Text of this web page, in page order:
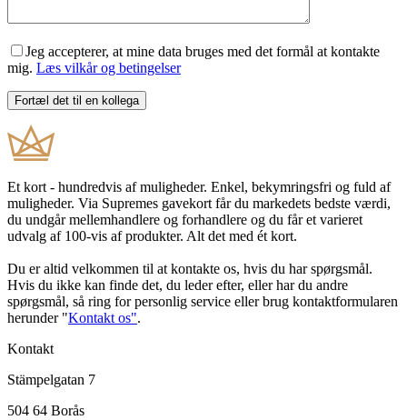
Jeg accepterer, at mine data bruges med det formål at kontakte
mig. Læs vilkår og betingelser
Et kort - hundredvis af muligheder. Enkel, bekymringsfri og fuld af
muligheder. Via Supremes gavekort får du markedets bedste værdi,
du undgår mellemhandlere og forhandlere og du får et varieret
udvalg af 100-vis af produkter. Alt det med ét kort.
Du er altid velkommen til at kontakte os, hvis du har spørgsmål.
Hvis du ikke kan finde det, du leder efter, eller har du andre
spørgsmål, så ring for personlig service eller brug kontaktformularen
herunder "Kontakt os".
Kontakt
Stämpelgatan 7
504 64 Borås